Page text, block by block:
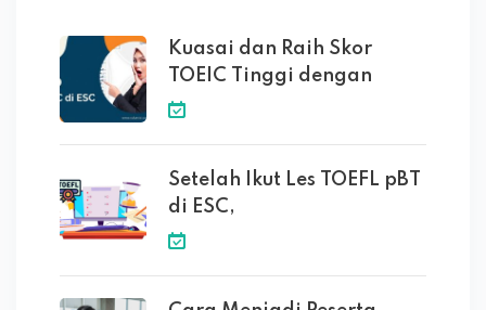
Kuasai dan Raih Skor
TOEIC Tinggi dengan
Setelah Ikut Les TOEFL pBT
di ESC,